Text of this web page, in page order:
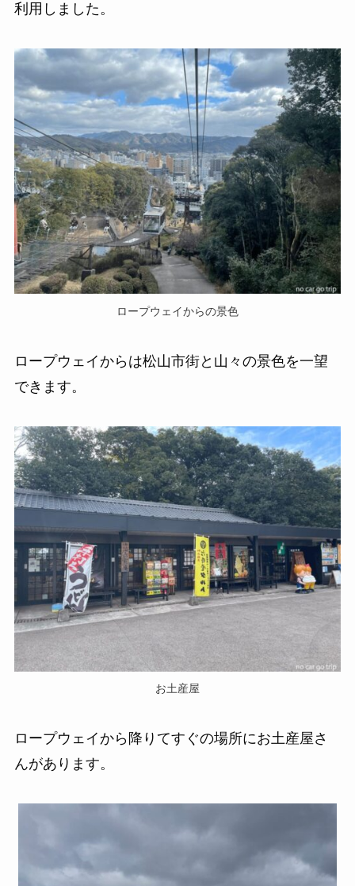
利用しました。
ロープウェイからの景色
ロープウェイからは松山市街と山々の景色を一望
できます。
お土産屋
ロープウェイから降りてすぐの場所にお土産屋さ
んがあります。